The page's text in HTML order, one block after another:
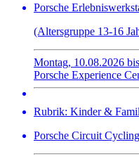
Porsche
(Altersgruppe 13-16
Montag, 10.08.2026
Porsche Experience
Rubrik: Kinder &
Porsche Circuit Cycling